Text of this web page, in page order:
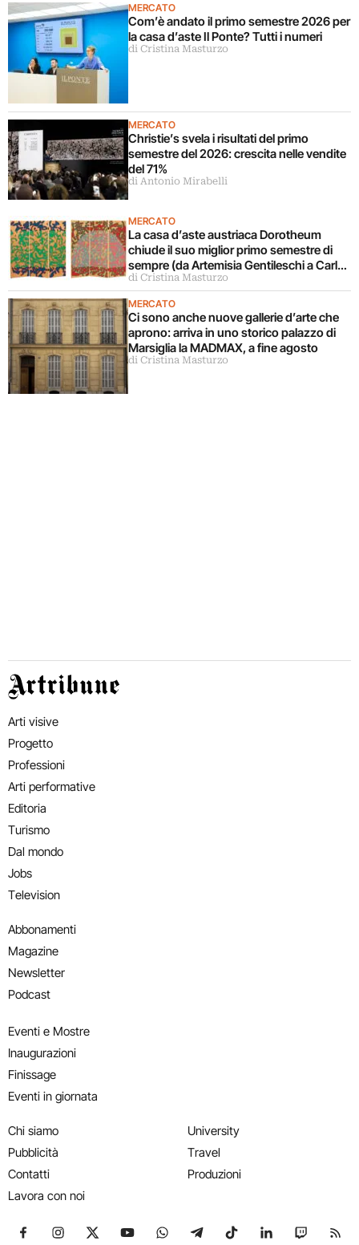
MERCATO
Com’è andato il primo semestre 2026 per
la casa d’aste Il Ponte? Tutti i numeri
di Cristina Masturzo
MERCATO
Christie’s svela i risultati del primo
semestre del 2026: crescita nelle vendite
del 71%
di Antonio Mirabelli
MERCATO
La casa d’aste austriaca Dorotheum
chiude il suo miglior primo semestre di
sempre (da Artemisia Gentileschi a Carla
Accardi)
di Cristina Masturzo
MERCATO
Ci sono anche nuove gallerie d’arte che
aprono: arriva in uno storico palazzo di
Marsiglia la MADMAX, a fine agosto
di Cristina Masturzo
Artribune
Arti visive
Progetto
Professioni
Arti performative
Editoria
Turismo
Dal mondo
Jobs
Television
Abbonamenti
Magazine
Newsletter
Podcast
Eventi e Mostre
Inaugurazioni
Finissage
Eventi in giornata
Chi siamo
Pubblicità
Contatti
Lavora con noi
University
Travel
Produzioni
Seguici su Facebook
Seguici su Instagram
Seguici su X
Seguici su YouTube
Seguici su WhatsApp
Seguici su Telegram
Seguici su TikTok
Seguici su
Seguici